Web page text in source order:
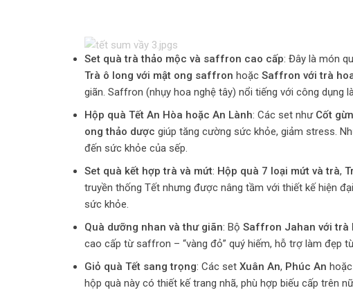
Set quà trà thảo mộc và saffron cao cấp: Đây là món
Trà ô long với mật ong saffron hoặc Saffron với trà
giãn. Saffron (nhụy hoa nghệ tây) nổi tiếng với công dụng
Hộp quà Tết An Hòa hoặc An Lành: Các set như Cốt
ong thảo dược giúp tăng cường sức khỏe, giảm stress.
đến sức khỏe của sếp.
Set quà kết hợp trà và mứt: Hộp quà 7 loại mứt và trà,
truyền thống Tết nhưng được nâng tầm với thiết kế hiện
sức khỏe.
Quà dưỡng nhan và thư giãn: Bộ Saffron Jahan với trà
cao cấp từ saffron – “vàng đỏ” quý hiếm, hỗ trợ làm đẹp
Giỏ quà Tết sang trọng: Các set Xuân An, Phúc An hoặc
hộp quà này có thiết kế trang nhã, phù hợp biếu cấp trên